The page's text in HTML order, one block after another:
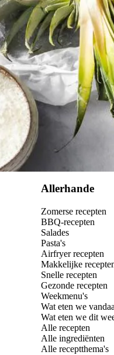
Allerhande
Zomerse recepten
BBQ-recepten
Salades
Pasta's
Airfryer recepten
Makkelijke
Snelle recepten
Gezonde recepten
Weekmenu's
Wat eten we
Wat eten we dit
Alle recepten
Alle ingrediënten
Alle receptthema's